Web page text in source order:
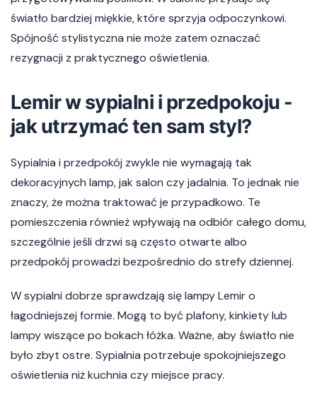
światło bardziej miękkie, które sprzyja odpoczynkowi.
Spójność stylistyczna nie może zatem oznaczać
rezygnacji z praktycznego oświetlenia.
Lemir w sypialni i przedpokoju -
jak utrzymać ten sam styl?
Sypialnia i przedpokój zwykle nie wymagają tak
dekoracyjnych lamp, jak salon czy jadalnia. To jednak nie
znaczy, że można traktować je przypadkowo. Te
pomieszczenia również wpływają na odbiór całego domu,
szczególnie jeśli drzwi są często otwarte albo
przedpokój prowadzi bezpośrednio do strefy dziennej.
W sypialni dobrze sprawdzają się lampy Lemir o
łagodniejszej formie. Mogą to być plafony, kinkiety lub
lampy wiszące po bokach łóżka. Ważne, aby światło nie
było zbyt ostre. Sypialnia potrzebuje spokojniejszego
oświetlenia niż kuchnia czy miejsce pracy.